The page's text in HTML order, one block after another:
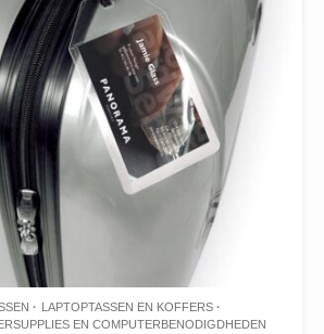
LAPTOPTASSEN EN KOFFERS
EN COMPUTERBENODIGDHEDEN